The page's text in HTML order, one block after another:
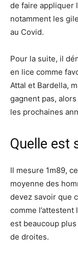
de faire appliquer
notamment les
au Covid.
Pour la suite, il
en lice comme
Attal et Bardella,
gagnent pas,
les prochaines
Quelle est
Il mesure 1m89,
moyenne des
devez savoir que
comme l’attestent
est beaucoup
de droites.